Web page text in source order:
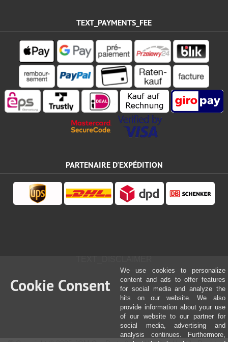
TEXT_PAYMENTS_FEE
PARTENAIRE D'EXPÉDITION
Cookie Consent
We use cookies to personalize
content and ads to offer features
for social media and analyze the
hits on our website. We also
provide information about your use
of our website to our partner for
social media, advertising and
analysis continues. Furthermore,